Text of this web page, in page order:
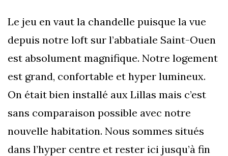
Le jeu en vaut la chandelle puisque la vue
depuis notre loft sur l’abbatiale Saint-Ouen
est absolument magnifique. Notre logement
est grand, confortable et hyper lumineux.
On était bien installé aux Lillas mais c’est
sans comparaison possible avec notre
nouvelle habitation. Nous sommes situés
dans l’hyper centre et rester ici jusqu’à fin